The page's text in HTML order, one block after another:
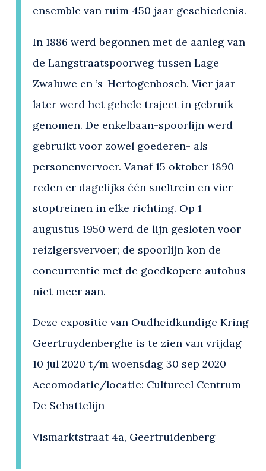
ensemble van ruim 450 jaar geschiedenis.
In 1886 werd begonnen met de aanleg van
de Langstraatspoorweg tussen Lage
Zwaluwe en ’s-Hertogenbosch. Vier jaar
later werd het gehele traject in gebruik
genomen. De enkelbaan-spoorlijn werd
gebruikt voor zowel goederen- als
personenvervoer. Vanaf 15 oktober 1890
reden er dagelijks één sneltrein en vier
stoptreinen in elke richting. Op 1
augustus 1950 werd de lijn gesloten voor
reizigersvervoer; de spoorlijn kon de
concurrentie met de goedkopere autobus
niet meer aan.
Deze expositie van Oudheidkundige Kring
Geertruydenberghe is te zien van vrijdag
10 jul 2020 t/m woensdag 30 sep 2020
Accomodatie/locatie: Cultureel Centrum
De Schattelijn
Vismarktstraat 4a, Geertruidenberg